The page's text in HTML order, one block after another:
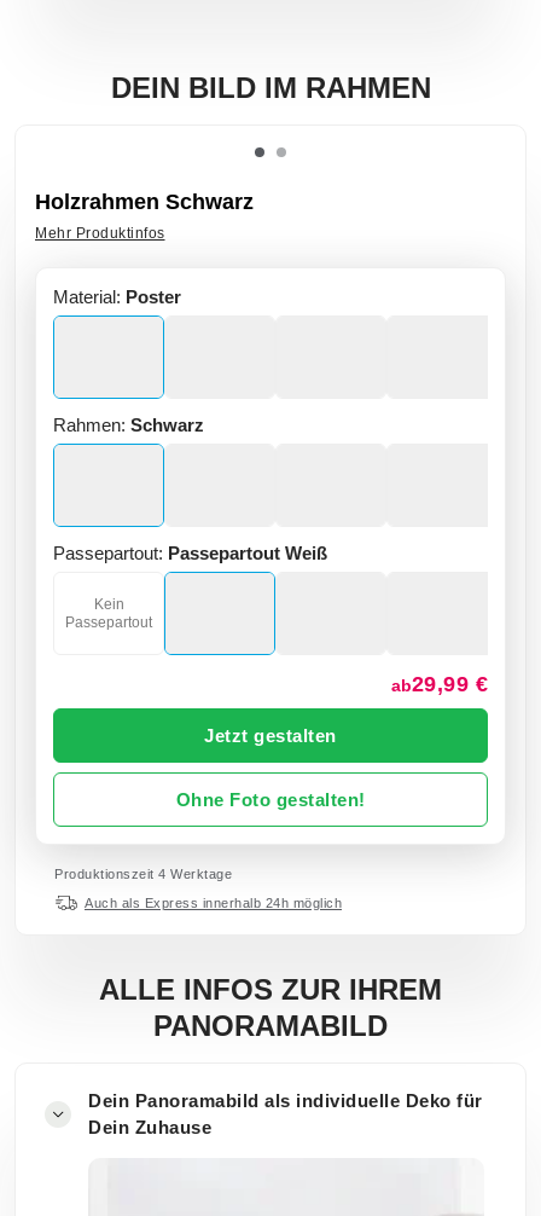
DEIN BILD IM RAHMEN
Holzrahmen Schwarz
Mehr Produktinfos
Material: Poster
Rahmen: Schwarz
Passepartout: Passepartout Weiß
Kein
Passepartout
ab29,99 €
Jetzt gestalten
Ohne Foto gestalten!
Produktionszeit 4 Werktage
Auch als Express innerhalb 24h möglich
ALLE INFOS ZUR IHREM
PANORAMABILD
Dein Panoramabild als individuelle Deko für
Dein Zuhause